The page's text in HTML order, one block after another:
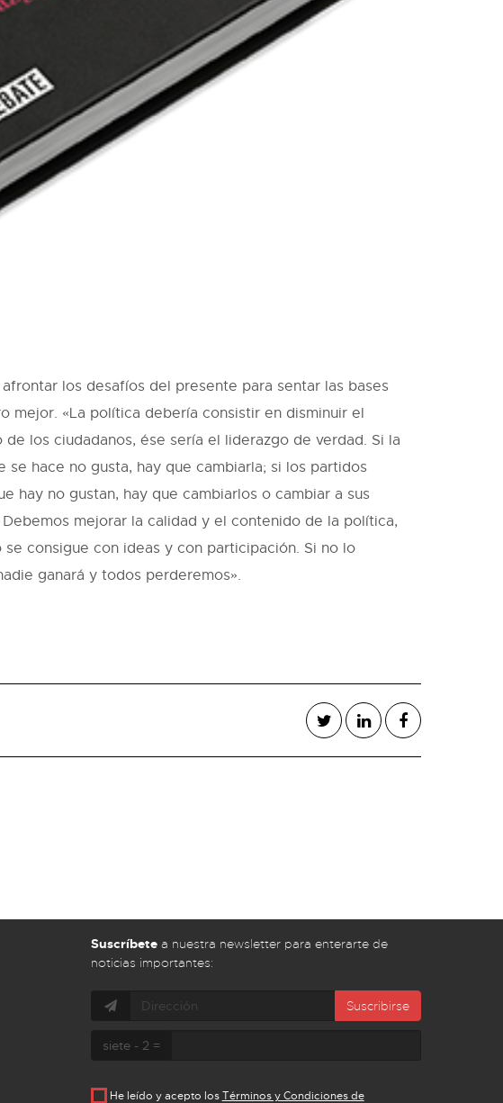
los desafíos del presente para sentar las bases
mejor. «La política debería consistir en disminuir el
de los ciudadanos, ése sería el liderazgo de verdad. Si la
se hace no gusta, hay que cambiarla; si los partidos
hay no gustan, hay que cambiarlos o cambiar a sus
mejorar la calidad y el contenido de la política,
se consigue con ideas y con participación. Si no lo
ganará y todos perderemos».
Suscríbetea nuestra newsletter para enterarte de
noticias importantes:
Suscribirse
siete - 2 =
He leído y acepto los Términos y Condiciones de